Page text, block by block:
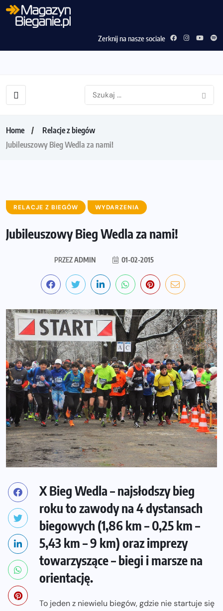
Zerknij na nasze sociale
Home
Relacje z biegów
Jubileuszowy Bieg Wedla za nami!
RELACJE Z BIEGÓW WYDARZENIA
Jubileuszowy Bieg Wedla za nami!
PRZEZADMIN 01-02-2015
X Bieg Wedla – najsłodszy bieg
roku to zawody na 4 dystansach
biegowych (1,86 km – 0,25 km –
5,43 km – 9 km) oraz imprezy
towarzyszące – biegi i marsze na
orientację.
To jeden z niewielu biegów, gdzie nie startuje się